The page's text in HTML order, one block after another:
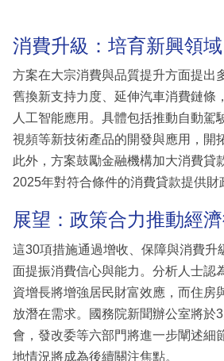
消費升級：培育新興領域
方案在大宗消費與品質提升方面提出
舊換新支持力度、延伸汽車消費鏈條
人工智能應用。具體包括推動自動駕
視頻等新技術產品的開發與應用，開
此外，方案鼓勵金融機構加大消費貸
2025年對符合條件的消費貸款提供財
展望：政策合力推動經
這30項措施通過增收、保障與消費升
面提振消費信心與能力。分析人士認
資增長將增強居民財富效應，而住房
放潛在需求。國務院新聞辦公室將於
會，發改委等六部門將進一步闡述細
地情況將成為後續關注焦點。